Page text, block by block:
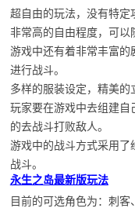
超自由的玩法，没有特定
非常高的自由程度，可以
游戏中还有着非常丰富的
进行战斗。
多样的服装设定，精美的
玩家要在游戏中去组建自
的去战斗打败敌人。
游戏中的战斗方式采用了
战斗。
永生之岛最新版玩法
目前的可选角色为：刺客